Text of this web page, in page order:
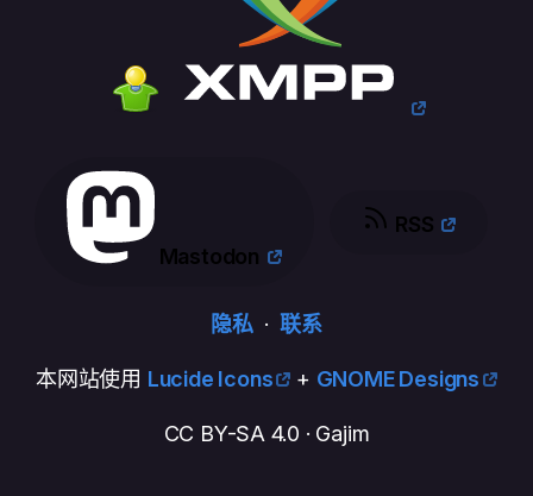
Mastodon
RSS
隐私·联系
本网站使用 Lucide Icons + GNOME Designs
CC BY-SA 4.0 · Gajim